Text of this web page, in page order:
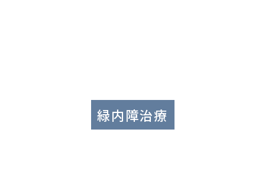
緑内障治療